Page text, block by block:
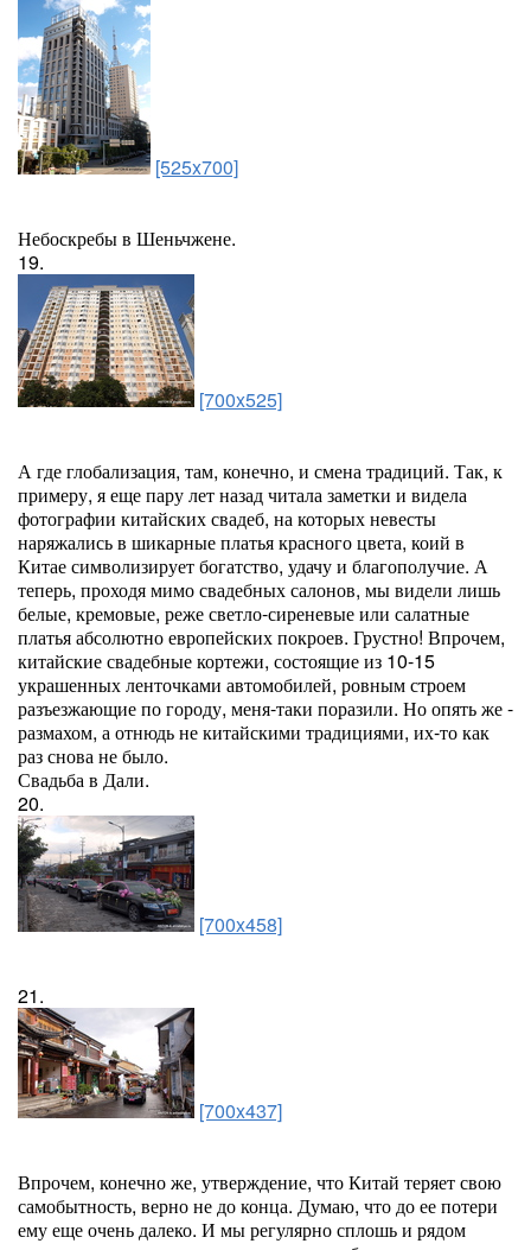
[525x700]
Небоскребы в Шеньчжене.
19.
[700x525]
А где глобализация, там, конечно, и смена традиций. Так, к
примеру, я еще пару лет назад читала заметки и видела
фотографии китайских свадеб, на которых невесты
наряжались в шикарные платья красного цвета, коий в
Китае символизирует богатство, удачу и благополучие. А
теперь, проходя мимо свадебных салонов, мы видели лишь
белые, кремовые, реже светло-сиреневые или салатные
платья абсолютно европейских покроев. Грустно! Впрочем,
китайские свадебные кортежи, состоящие из 10-15
украшенных ленточками автомобилей, ровным строем
разъезжающие по городу, меня-таки поразили. Но опять же -
размахом, а отнюдь не китайскими традициями, их-то как
раз снова не было.
Свадьба в Дали.
20.
[700x458]
21.
[700x437]
Впрочем, конечно же, утверждение, что Китай теряет свою
самобытность, верно не до конца. Думаю, что до ее потери
ему еще очень далеко. И мы регулярно сплошь и рядом